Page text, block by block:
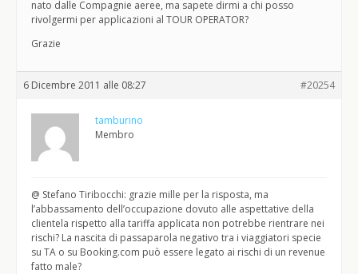
nato dalle Compagnie aeree, ma sapete dirmi a chi posso
rivolgermi per applicazioni al TOUR OPERATOR?
Grazie
6 Dicembre 2011 alle 08:27 #20254
tamburino
Membro
@ Stefano Tiribocchi: grazie mille per la risposta, ma
l’abbassamento dell’occupazione dovuto alle aspettative della
clientela rispetto alla tariffa applicata non potrebbe rientrare nei
rischi? La nascita di passaparola negativo tra i viaggiatori specie
su TA o su Booking.com può essere legato ai rischi di un revenue
fatto male?